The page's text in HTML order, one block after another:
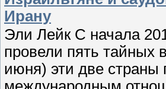
Ирану
Эли Лейк С начала
провели пять тайных
июня) эти две страны